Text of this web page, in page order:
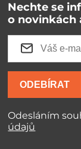
Nechte se
o novinkách
ODEBÍRAT
Odesláním
údajů